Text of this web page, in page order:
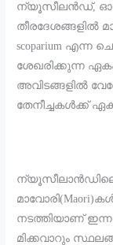
ന്യൂസീലൻഡ്,
തീരദേശങ്ങളിൽ
scoparium എന്ന
ശേഖരിക്കുന്ന
അവിടങ്ങളിൽ
തേനീച്ചകൾക്ക്
നടത്തിയാണ്
മിക്കവാറും